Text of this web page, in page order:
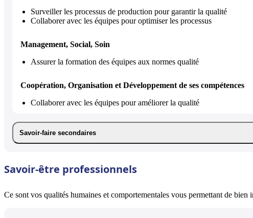
Surveiller les processus de production pour garantir la qualité
Collaborer avec les équipes pour optimiser les processus
Management, Social, Soin
Assurer la formation des équipes aux normes qualité
Coopération, Organisation et Développement de ses compétences
Collaborer avec les équipes pour améliorer la qualité
Savoir-faire secondaires
Savoir-être professionnels
Ce sont vos qualités humaines et comportementales vous permettant de